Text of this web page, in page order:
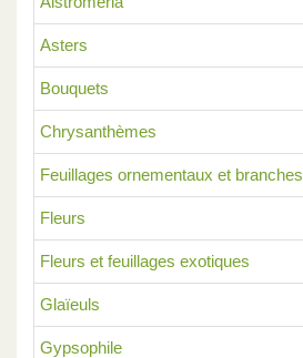
Asters
Bouquets
Chrysanthèmes
Feuillages ornementaux et branches
Fleurs
Fleurs et feuillages exotiques
Glaïeuls
Gypsophile